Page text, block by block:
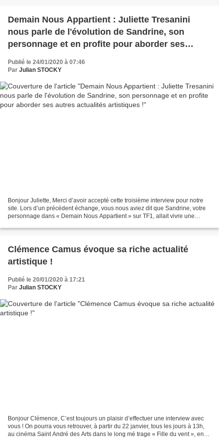
Demain Nous Appartient : Juliette Tresanini
nous parle de l'évolution de Sandrine, son
personnage et en profite pour aborder ses
Publié le 24/01/2020 à 07:46
Par Julian STOCKY
Bonjour Juliette, Merci d’avoir accepté cette troisième interview pour notre
site. Lors d’un précédent échange, vous nous aviez dit que Sandrine, votre
personnage dans « Demain Nous Appartient » sur TF1, allait vivre une
Clémence Camus évoque sa riche actualité
artistique !
Publié le 20/01/2020 à 17:21
Par Julian STOCKY
Bonjour Clémence, C’est toujours un plaisir d’effectuer une interview avec
vous ! On pourra vous retrouver, à partir du 22 janvier, tous les jours à 13h,
au cinéma Saint André des Arts dans le long mé trage « Fille du vent », en